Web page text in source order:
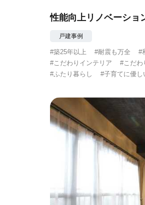
性能向上リノベーショ
戸建事例
#築25年以上 #耐震も万全 #
#こだわりインテリア
#こだわ
#ふたり暮らし
#子育てに優し